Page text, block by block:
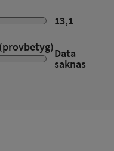
13,1
Data
saknas